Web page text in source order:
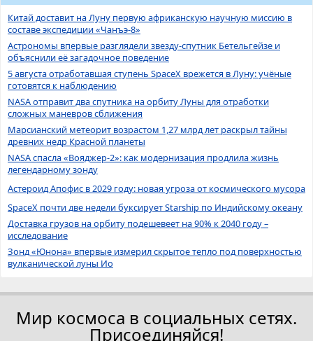
Китай доставит на Луну первую африканскую научную миссию в
составе экспедиции «Чанъэ-8»
Астрономы впервые разглядели звезду-спутник Бетельгейзе и
объяснили её загадочное поведение
5 августа отработавшая ступень SpaceX врежется в Луну: учёные
готовятся к наблюдению
NASA отправит два спутника на орбиту Луны для отработки
сложных маневров сближения
Марсианский метеорит возрастом 1,27 млрд лет раскрыл тайны
древних недр Красной планеты
NASA спасла «Вояджер-2»: как модернизация продлила жизнь
легендарному зонду
Астероид Апофис в 2029 году: новая угроза от космического мусора
SpaceX почти две недели буксирует Starship по Индийскому океану
Доставка грузов на орбиту подешевеет на 90% к 2040 году –
исследование
Зонд «Юнона» впервые измерил скрытое тепло под поверхностью
вулканической луны Ио
Мир космоса в социальных сетях.
Присоединяйся!